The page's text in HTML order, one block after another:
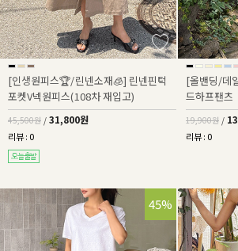
[인생원피스🏆/린넨소재🧊] 린넨핀턱
포켓V넥원피스(108차 재입고)
45,500원 / 31,800원
리뷰 : 0
[올밴딩/데
드하프팬츠
19,900원 /
리뷰 : 0
45%